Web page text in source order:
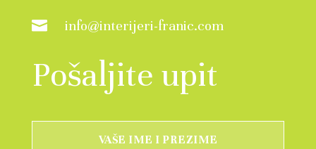
 info@interijeri-franic.com
Pošaljite upit